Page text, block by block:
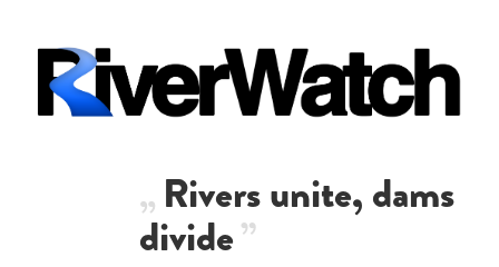
Rivers unite, dams
divide